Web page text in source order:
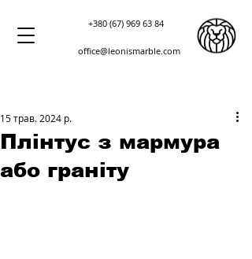
+380 (67) 969 63 84
office@leonismarble.com
Плінтус з мармура
або граніту
15 трав. 2024 р.